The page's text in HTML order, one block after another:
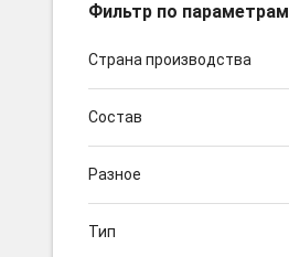
Фильтр по параметрам
Страна производства
Состав
Разное
Тип